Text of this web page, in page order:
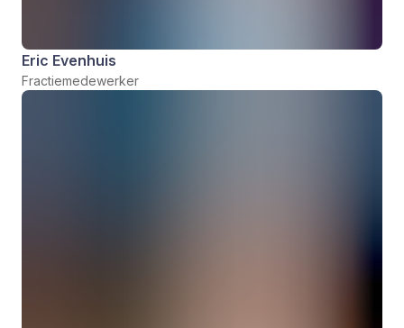
Eric Evenhuis
Fractiemedewerker